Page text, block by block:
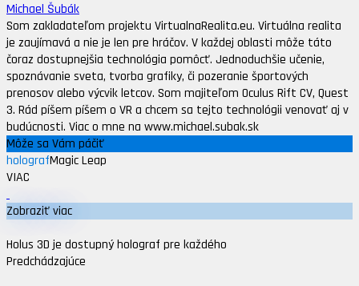
Michael Šubák
Som zakladateľom projektu VirtualnaRealita.eu. Virtuálna realita
je zaujímavá a nie je len pre hráčov. V každej oblasti môže táto
čoraz dostupnejšia technológia pomôcť. Jednoduchšie učenie,
spoznávanie sveta, tvorba grafiky, či pozeranie športových
prenosov alebo výcvik letcov. Som majiteľom Oculus Rift CV, Quest
3. Rád píšem píšem o VR a chcem sa tejto technológii venovať aj v
budúcnosti. Viac o mne na www.michael.subak.sk
Môže sa Vám páčiť
holografMagic Leap
VIAC
Zobraziť viac
Holus 3D je dostupný holograf pre každého
Predchádzajúce